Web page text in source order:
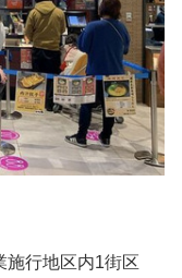
施行地区内1街区